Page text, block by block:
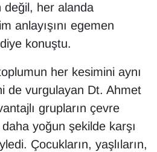
değil, her alanda
anlayışını egemen
konuştu.
her kesimini aynı
de vurgulayan Dt. Ahmet
grupların çevre
yoğun şekilde karşı
Çocukların, yaşlıların,